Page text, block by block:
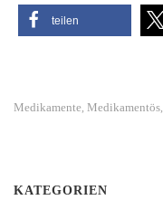
teilen
Medikamente, Medikamentös,
KATEGORIEN